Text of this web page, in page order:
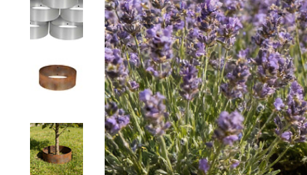
Bordure grillage
Fil de serrage
Grillage à chevaux
Grillage de rats
Grillage de blaireaux